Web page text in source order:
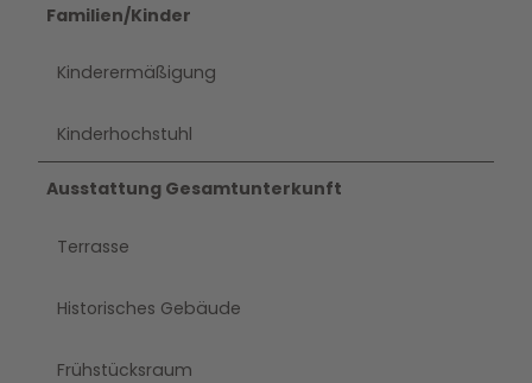
Familien/Kinder
Kinderermäßigung
Kinderhochstuhl
Ausstattung Gesamtunterkunft
Terrasse
Historisches Gebäude
Frühstücksraum